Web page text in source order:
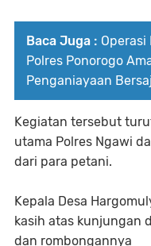
Baca Juga : Operasi
Polres Ponorogo
Penganiayaan
Kegiatan tersebut
utama Polres Ngawi
dari para petani.
Kepala Desa
kasih atas kunjungan
dan rombongannya